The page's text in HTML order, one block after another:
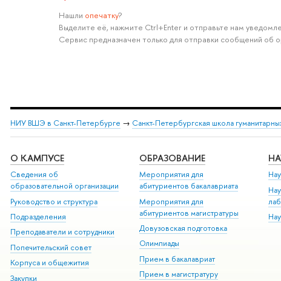
Нашли опечатку?
Выделите её, нажмите Ctrl+Enter и отправьте нам
Сервис предназначен только для отправки сообщений об
НИУ ВШЭ в Санкт-Петербурге → Санкт-Петербургская школа
О КАМПУСЕ
Сведения об
образовательной организации
Руководство и структура
Подразделения
Преподаватели и сотрудники
Попечительский совет
Корпуса и общежития
Закупки
ОБРАЗОВАНИЕ
Мероприятия для
абитуриентов бакалавриата
Мероприятия для
абитуриентов магистратуры
Довузовская подготовка
Олимпиады
Прием в бакалавриат
Прием в магистратуру